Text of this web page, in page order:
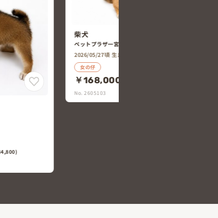
柴犬
ペットプラザ一宮今伊勢店
2026/05/27頃 生まれ
女の仔
￥168,000
No. 2605103